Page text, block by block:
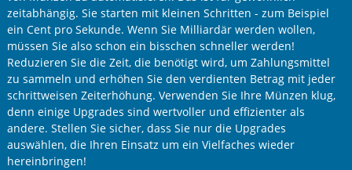
zeitabhängig. Sie starten mit kleinen Schritten - zum Beispiel
ein Cent pro Sekunde. Wenn Sie Milliardär werden wollen,
müssen Sie also schon ein bisschen schneller werden!
Reduzieren Sie die Zeit, die benötigt wird, um Zahlungsmittel
zu sammeln und erhöhen Sie den verdienten Betrag mit jeder
schrittweisen Zeiterhöhung. Verwenden Sie Ihre Münzen klug,
denn einige Upgrades sind wertvoller und effizienter als
andere. Stellen Sie sicher, dass Sie nur die Upgrades
auswählen, die Ihren Einsatz um ein Vielfaches wieder
hereinbringen!